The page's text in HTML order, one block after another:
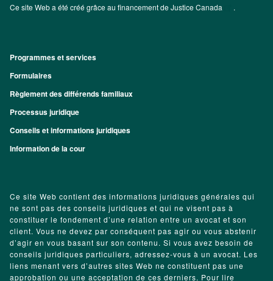
Ce site Web a été créé grâce au financement deJustice Canada .
Footer
Programmes et services
Formulaires
Règlement des différends familiaux
Processus juridique
Conseils et informations juridiques
Information de la cour
Ce site Web contient des informations juridiques générales qui
ne sont pas des conseils juridiques et qui ne visent pas à
constituer le fondement d’une relation entre un avocat et son
client. Vous ne devez par conséquent pas agir ou vous abstenir
d’agir en vous basant sur son contenu. Si vous avez besoin de
conseils juridiques particuliers, adressez-vous à un avocat. Les
liens menant vers d’autres sites Web ne constituent pas une
approbation ou une acceptation de ces derniers. Pour lire